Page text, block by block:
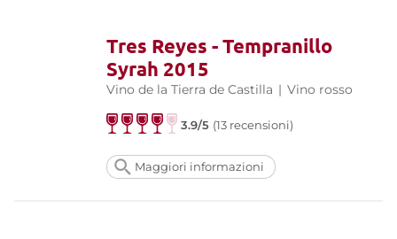
Tres Reyes - Tempranillo
Syrah 2015
Vino de la Tierra de Castilla | Vino rosso
3.9/5 (13 recensioni)
Maggiori informazioni